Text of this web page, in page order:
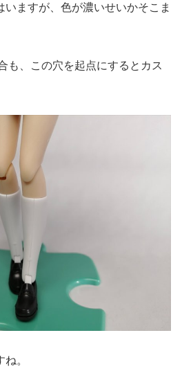
いますが、色が濃いせいかそこま
も、この穴を起点にするとカス
。